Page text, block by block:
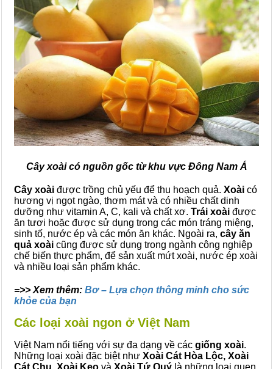
Cây xoài có nguồn gốc từ khu vực Đông Nam Á
Cây xoài được trồng chủ yếu để thu hoạch quả. Xoài có
hương vị ngọt ngào, thơm mát và có nhiều chất dinh
dưỡng như vitamin A, C, kali và chất xơ. Trái xoài được
ăn tươi hoặc được sử dụng trong các món tráng miệng,
sinh tố, nước ép và các món ăn khác. Ngoài ra, cây ăn
quả xoài cũng được sử dụng trong ngành công nghiệp
chế biến thực phẩm, để sản xuất mứt xoài, nước ép xoài
và nhiều loại sản phẩm khác.
=>> Xem thêm: Bơ – Lựa chọn thông minh cho sức
khỏe của bạn
Các loại xoài ngon ở Việt Nam
Việt Nam nổi tiếng với sự đa dạng về các giống xoài.
Những loại xoài đặc biệt như Xoài Cát Hòa Lộc, Xoài